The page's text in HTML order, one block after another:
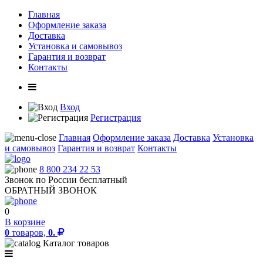
Главная
Оформление заказа
Доставка
Установка и самовывоз
Гарантия и возврат
Контакты
Вход
Регистрация
Главная Оформление заказа Доставка Установка
и самовывоз Гарантия и возврат Контакты
8 800 234 22 53
Звонок по России бесплатный
ОБРАТНЫЙ ЗВОНОК
0
В корзине
0 товаров, 0.
Каталог товаров